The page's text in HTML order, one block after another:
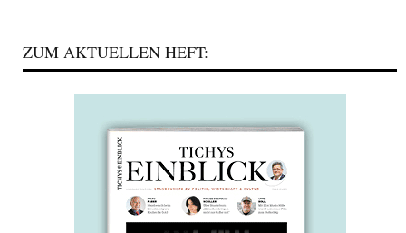
ZUM AKTUELLEN HEFT: